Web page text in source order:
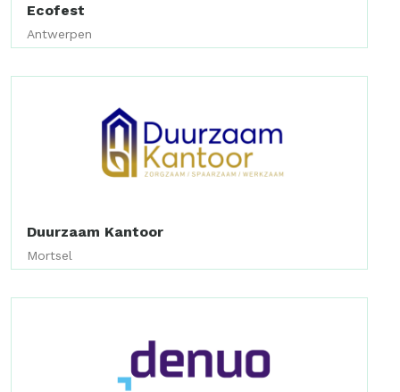
Ecofest
Antwerpen
Duurzaam Kantoor
Mortsel